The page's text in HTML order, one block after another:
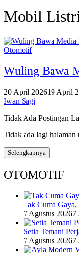
Mobil
Otomotif
Wuling Bawa
20 April 202619 April
Iwan Sagi
Tidak Ada Postingan
Tidak ada lagi halaman
Selengkapnya
OTOMOTIF
Tak Cuma
7 Agustus 20267
Setia Temani
7 Agustus 20267